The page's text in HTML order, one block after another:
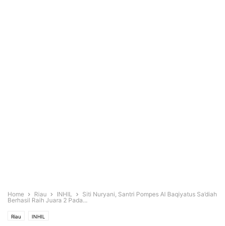
Home Riau INHIL
Siti Nuryani, Santri Pompes Al Baqiyatus Sa’diah
Berhasil Raih Juara 2 Pada...
Riau INHIL